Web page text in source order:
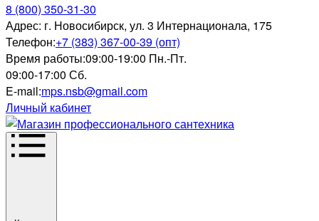
8 (800) 350-31-30
Адрес: г. Новосибирск, ул. 3 Интернационала, 175
Телефон:+7 (383) 367-00-39 (опт)
Время работы:09:00-19:00 Пн.-Пт.
09:00-17:00 Сб.
E-mail:mps.nsb@gmail.com
Личный кабинет